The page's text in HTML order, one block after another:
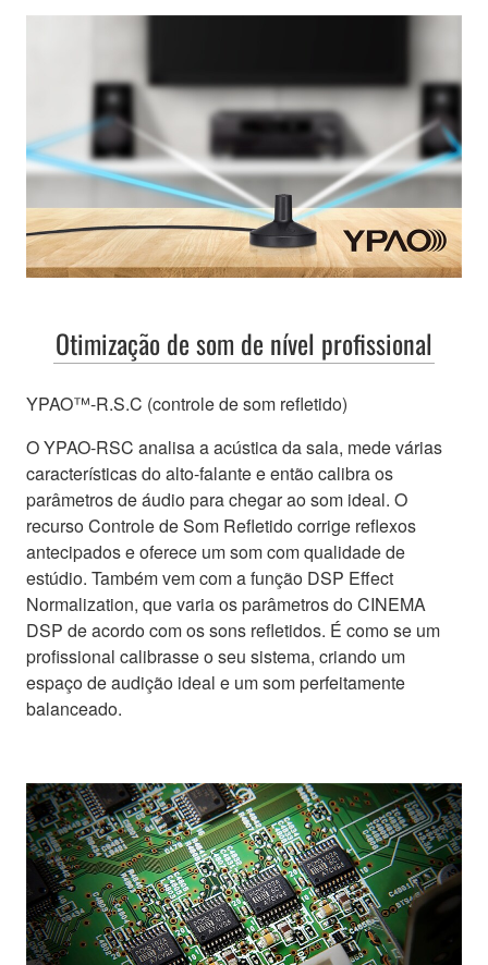
Otimização de som de nível profissional
YPAO™-R.S.C (controle de som refletido)
O YPAO-RSC analisa a acústica da sala, mede várias
características do alto-falante e então calibra os
parâmetros de áudio para chegar ao som ideal. O
recurso Controle de Som Refletido corrige reflexos
antecipados e oferece um som com qualidade de
estúdio. Também vem com a função DSP Effect
Normalization, que varia os parâmetros do CINEMA
DSP de acordo com os sons refletidos. É como se um
profissional calibrasse o seu sistema, criando um
espaço de audição ideal e um som perfeitamente
balanceado.